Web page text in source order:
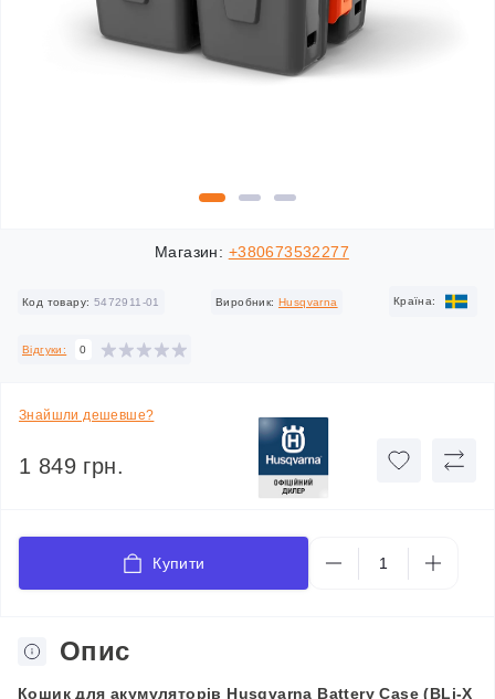
Магазин: +380673532277
Код товару: 5472911-01 Виробник: Husqvarna Країна:
Відгуки: 0
Знайшли дешевше?
1 849 грн.
Купити
Опис
Кошик для акумуляторів Husqvarna Battery Case (BLi-X